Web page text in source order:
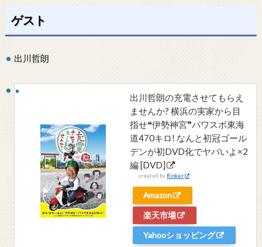
ゲスト
出川哲朗
出川哲朗の充電させてもらえ
ませんか? 横浜の実家から目
指せ❝伊勢神宮❞パワスポ東海
道470キロ! なんと初冠ゴール
デンが初DVD化でヤバいよ×2
編 [DVD]
created by Rinker
Amazon
楽天市場
Yahooショッピング